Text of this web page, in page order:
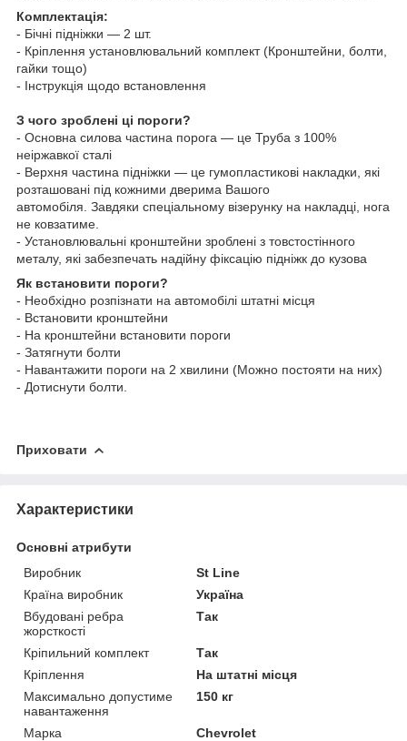
Комплектація:
- Бічні підніжки — 2 шт.
- Кріплення установлювальний комплект (Кронштейни, болти,
гайки тощо)
- Інструкція щодо встановлення
З чого зроблені ці пороги?
- Основна силова частина порога — це Труба з 100%
неіржавкої сталі
- Верхня частина підніжки — це гумопластикові накладки, які
розташовані під кожними дверима Вашого
автомобіля. Завдяки спеціальному візерунку на накладці, нога
не ковзатиме.
- Установлювальні кронштейни зроблені з товстостінного
металу, які забезпечать надійну фіксацію підніжк до кузова
Як встановити пороги?
- Необхідно розпізнати на автомобілі штатні місця
- Встановити кронштейни
- На кронштейни встановити пороги
- Затягнути болти
- Навантажити пороги на 2 хвилини (Можно постояти на них)
- Дотиснути болти.
Приховати
Характеристики
Основні атрибути
Виробник
St Line
Країна виробник
Україна
Вбудовані ребра
жорсткості
Так
Кріпильний комплект
Так
Кріплення
На штатні місця
Максимально допустиме
навантаження
150 кг
Марка
Chevrolet